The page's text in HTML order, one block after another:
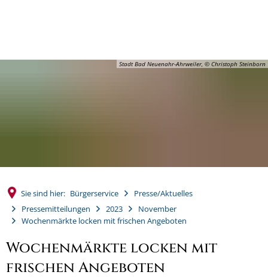
Stadt Bad Neuenahr-Ahrweiler, © Christoph Steinborn
Sie sind hier: Bürgerservice
Presse/Aktuelles
Pressemitteilungen
2023
November
Wochenmärkte locken mit frischen Angeboten
Wochenmärkte locken mit
frischen Angeboten